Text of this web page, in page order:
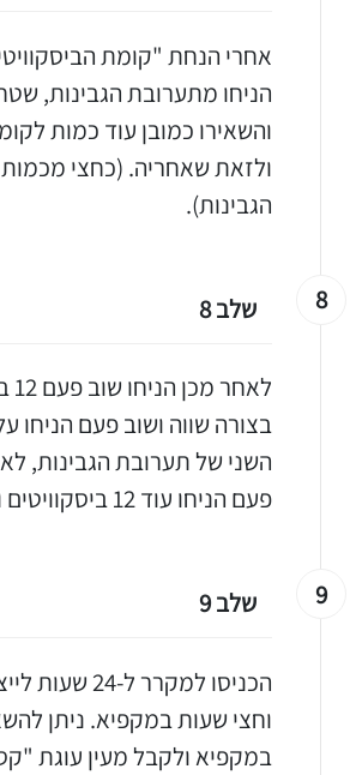
אחרי הנחת "קומת
הניחו מתערובת הגבינות,
והשאירו כמובן עוד כמות
ולזאת שאחריה. (כחצי
הגבינות).
8 שלב 8
בצורה שווה ושוב פעם הניחו
השני של תערובת הגבינות,
פעם הניחו עוד 12 ביסקוויטים ובזה סיימתם.
9 שלב 9
וחצי שעות במקפיא. ניתן
במקפיא ולקבל מעין עוגת